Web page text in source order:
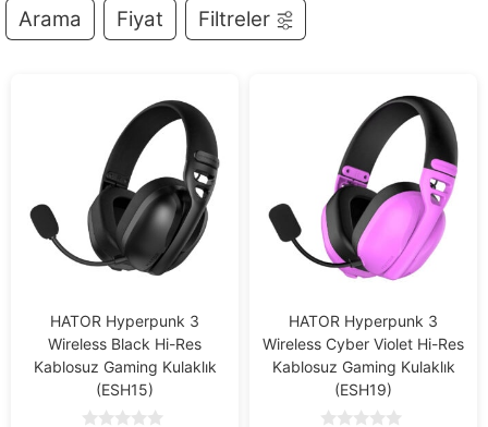
Arama Fiyat Filtreler
HATOR Hyperpunk 3
Wireless Black Hi-Res
Kablosuz Gaming Kulaklık
(ESH15)
HATOR Hyperpunk 3
Wireless Cyber Violet Hi-Res
Kablosuz Gaming Kulaklık
(ESH19)